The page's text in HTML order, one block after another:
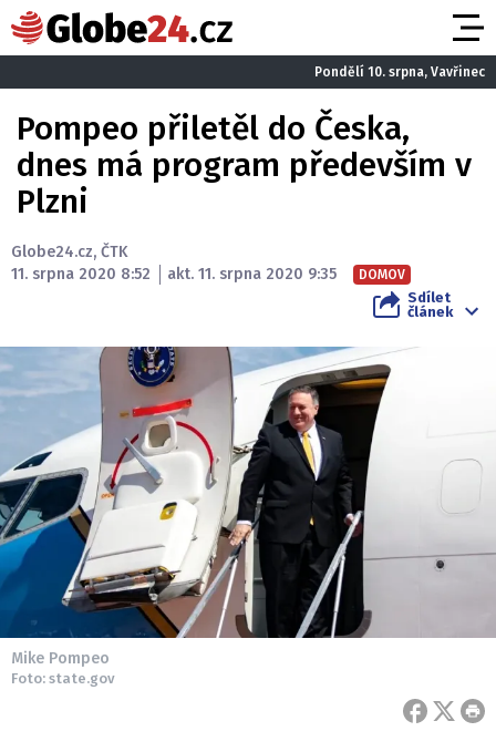
Pondělí 10. srpna, Vavřinec
Pompeo přiletěl do Česka,
dnes má program především v
Plzni
Globe24.cz, ČTK
11. srpna 2020 8:52
akt. 11. srpna 2020 9:35 DOMOV
Sdílet
článek
Mike Pompeo
Foto: state.gov